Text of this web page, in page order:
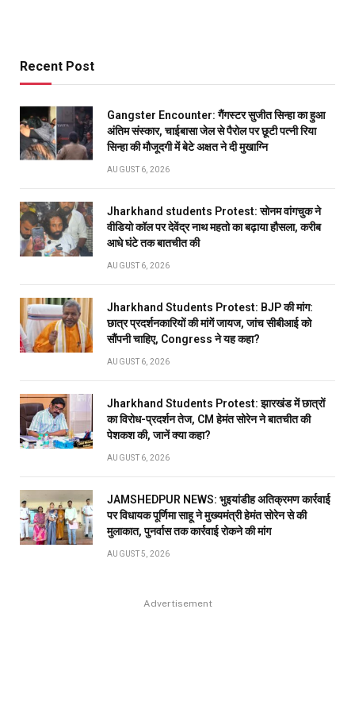
Recent Post
Gangster Encounter: गैंगस्टर सुजीत सिन्हा का हुआ
अंतिम संस्कार, चाईबासा जेल से पैरोल पर छूटी पत्नी रिया
सिन्हा की मौजूदगी में बेटे अक्षत ने दी मुखाग्नि
AUGUST 6, 2026
Jharkhand students Protest: सोनम वांगचुक ने
वीडियो कॉल पर देवेंद्र नाथ महतो का बढ़ाया हौसला, करीब
आधे घंटे तक बातचीत की
AUGUST 6, 2026
Jharkhand Students Protest: BJP की मांग:
छात्र प्रदर्शनकारियों की मांगें जायज, जांच सीबीआई को
सौंपनी चाहिए, Congress ने यह कहा?
AUGUST 6, 2026
Jharkhand Students Protest: झारखंड में छात्रों
का विरोध-प्रदर्शन तेज, CM हेमंत सोरेन ने बातचीत की
पेशकश की, जानें क्या कहा?
AUGUST 6, 2026
JAMSHEDPUR NEWS: भुइयांडीह अतिक्रमण कार्रवाई
पर विधायक पूर्णिमा साहू ने मुख्यमंत्री हेमंत सोरेन से की
मुलाकात, पुनर्वास तक कार्रवाई रोकने की मांग
AUGUST 5, 2026
Advertisement